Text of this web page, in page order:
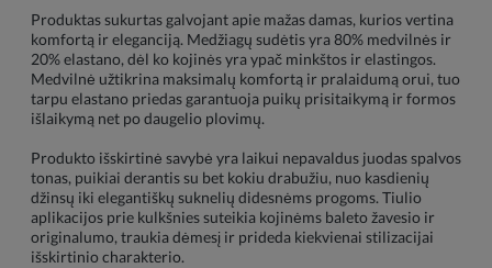
Produktas sukurtas galvojant apie mažas damas, kurios vertina
komfortą ir eleganciją. Medžiagų sudėtis yra 80% medvilnės ir
20% elastano, dėl ko kojinės yra ypač minkštos ir elastingos.
Medvilnė užtikrina maksimalų komfortą ir pralaidumą orui, tuo
tarpu elastano priedas garantuoja puikų prisitaikymą ir formos
išlaikymą net po daugelio plovimų.
Produkto išskirtinė savybė yra laikui nepavaldus juodas spalvos
tonas, puikiai derantis su bet kokiu drabužiu, nuo kasdienių
džinsų iki elegantiškų suknelių didesnėms progoms. Tiulio
aplikacijos prie kulkšnies suteikia kojinėms baleto žavesio ir
originalumo, traukia dėmesį ir prideda kiekvienai stilizacijai
išskirtinio charakterio.